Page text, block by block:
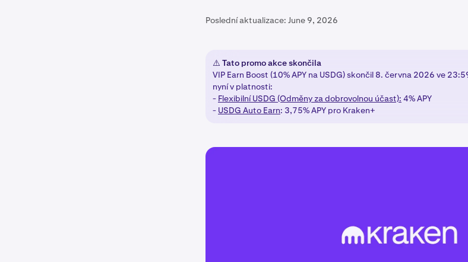
Poslední aktualizace: June 9, 2026
⚠️ Tato promo akce skončila
VIP Earn Boost (10% APY na USDG) skončil 8. června 2026 ve
nyní v platnosti:
- Flexibilní USDG (Odměny za dobrovolnou účast): 4% APY
- USDG Auto Earn: 3,75% APY pro Kraken+